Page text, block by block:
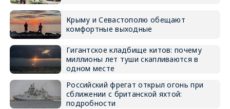
Крыму и Севастополю обещают
комфортные выходные
Гигантское кладбище китов: почему
миллионы лет туши скапливаются в
одном месте
Российский фрегат открыл огонь при
сближении с британской яхтой:
подробности